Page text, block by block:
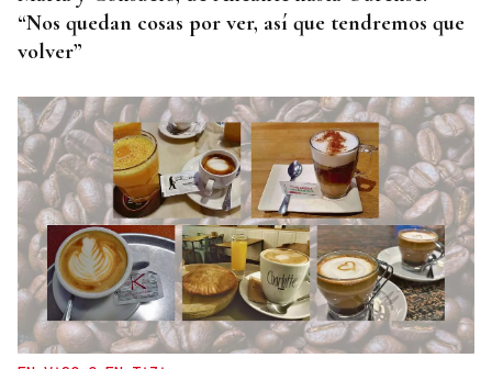
“Nos quedan cosas por ver, así que tendremos que
volver”